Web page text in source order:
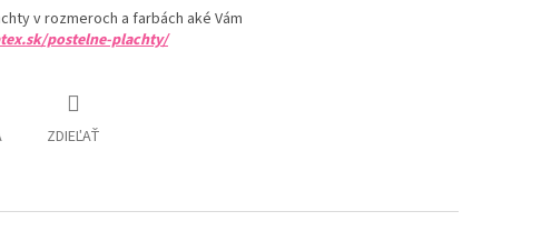
v rozmeroch a farbách aké Vám
postelne-plachty/
ZDIEĽAŤ